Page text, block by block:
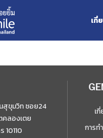
เกี่
สุขุมวิท ซอย24
คลองเตย
10110
เ
การท